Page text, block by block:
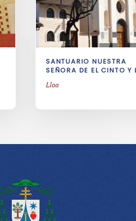
SANTUARIO NUESTRA
SEÑORA DE EL CINTO Y
Lloa